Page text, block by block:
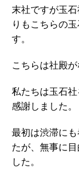
末社ですが玉
りもこちらの
す。
こちらは社殿
私たちは玉石
感謝しました。
最初は渋滞に
たが、無事に
した。